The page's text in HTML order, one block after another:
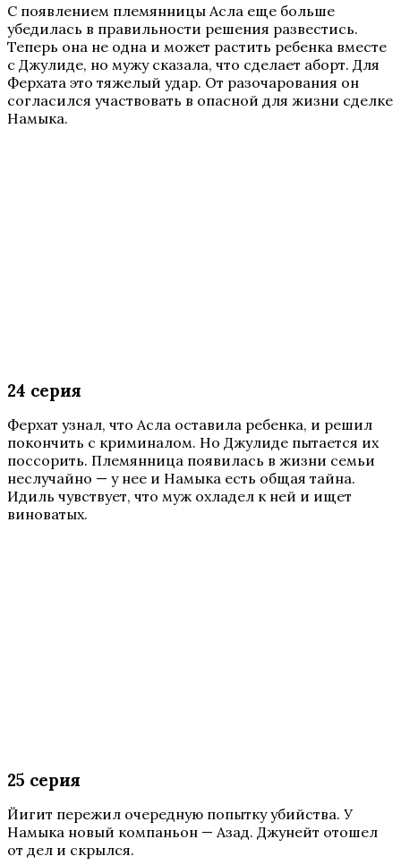
С появлением племянницы Асла еще больше
убедилась в правильности решения развестись.
Теперь она не одна и может растить ребенка вместе
с Джулиде, но мужу сказала, что сделает аборт. Для
Ферхата это тяжелый удар. От разочарования он
согласился участвовать в опасной для жизни сделке
Намыка.
24 серия
Ферхат узнал, что Асла оставила ребенка, и решил
покончить с криминалом. Но Джулиде пытается их
поссорить. Племянница появилась в жизни семьи
неслучайно — у нее и Намыка есть общая тайна.
Идиль чувствует, что муж охладел к ней и ищет
виноватых.
25 серия
Йигит пережил очередную попытку убийства. У
Намыка новый компаньон — Азад. Джунейт отошел
от дел и скрылся.